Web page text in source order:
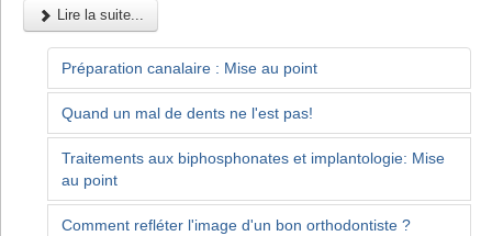
Lire la suite...
Préparation canalaire : Mise au point
Quand un mal de dents ne l'est pas!
Traitements aux biphosphonates et implantologie: Mise
au point
Comment refléter l'image d'un bon orthodontiste ?